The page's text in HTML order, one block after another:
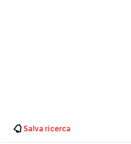
Salva ricerca